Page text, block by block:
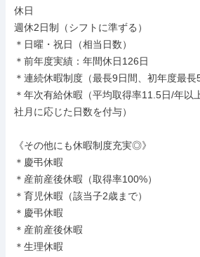
休日
週休2日制（シフトに準ずる）
＊日曜・祝日（相当日数）
＊前年度実績：年間休日126日
＊連続休暇制度（最長9日間、初年度最長
＊年次有給休暇（平均取得率11.5日/年以
社月に応じた日数を付与）
《その他にも休暇制度充実◎》
＊慶弔休暇
＊産前産後休暇（取得率100%）
＊育児休暇（該当子2歳まで）
＊慶弔休暇
＊産前産後休暇
＊生理休暇